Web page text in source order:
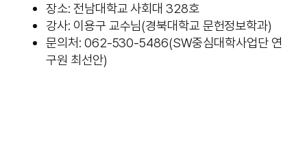
장소: 전남대학교 사회대 328호
강사: 이용구 교수님(경북대학교 문헌정보학과)
문의처: 062-530-5486(SW중심대학사업단 연
구원 최선안)